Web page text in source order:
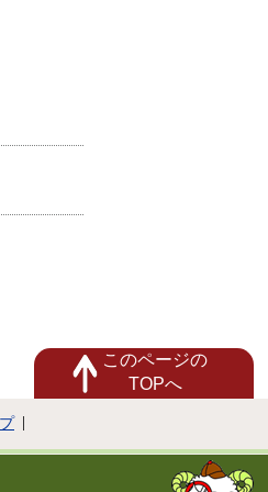
このページの
TOPへ